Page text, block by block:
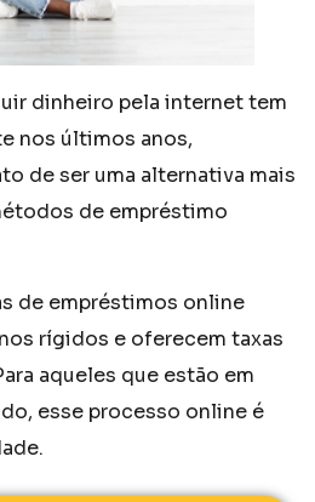
dinheiro pela internet tem
nos últimos anos,
de ser uma alternativa mais
de empréstimo
de empréstimos online
rígidos e oferecem taxas
aqueles que estão em
esse processo online é